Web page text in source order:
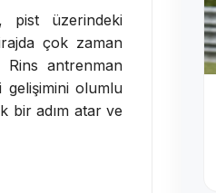
, pist üzerindeki
çok zaman
antrenman
gelişimini olumlu
bir adım atar ve